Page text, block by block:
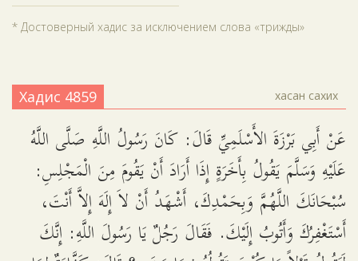
* Достоверный хадис за исключением слова «трижды»
Хадис 4859 хасан сахих
عَنْ أَبِي بَرْزَةَ الأَسْلَمِيِّ قَالَ: كَانَ رَسُولُ اللَّهِ صَلَّى اللَّهُ
عَلَيْهِ وَسَلَّمَ يَقُولُ بِأَخَرَةٍ إِذَا أَرَادَ أَنْ يَقُومَ مِنَ الْمَجْلِسِ:
سُبْحَانَكَ اللَّهُمَّ وَبِحَمْدِكَ، أَشْهَدُ أَنْ لاَ إِلَهَ إِلاَّ أَنْتَ،
أَسْتَغْفِرُكَ وَأَتُوبُ إِلَيْكَ. فَقَالَ رَجُلٌ يَا رَسُولَ اللَّهِ: إِنَّكَ